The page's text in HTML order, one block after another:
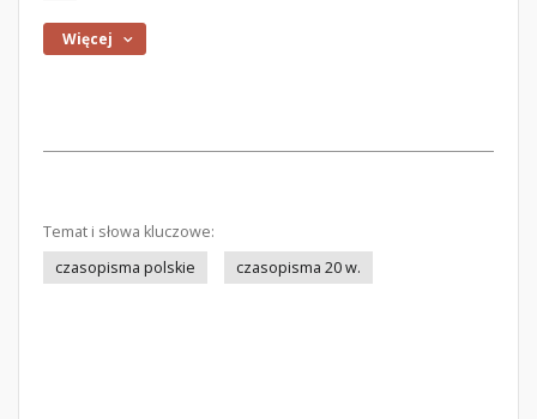
Więcej
Temat i słowa kluczowe:
czasopisma polskie
czasopisma 20 w.